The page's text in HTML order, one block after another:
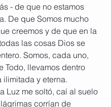
- de que no estamos
De que Somos mucho
creemos y de que en la
las cosas Dios se
Somos, cada uno,
Todo, llevamos dentro
y eterna.
Luz me soltó, caí al suelo
corrían de